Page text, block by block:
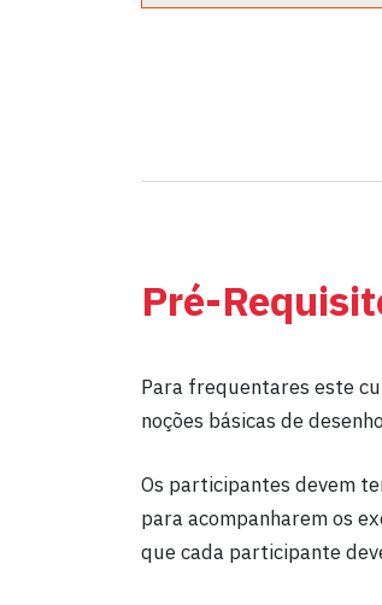
Pré-
Para frequentares este
noções básicas de
Os participantes devem
para acompanharem os
que cada participante